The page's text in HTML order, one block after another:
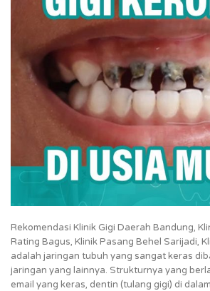
Rekomendasi Klinik Gigi Daerah Bandung,
Rating Bagus, Klinik Pasang Behel Sarijadi,
adalah jaringan tubuh yang sangat keras
jaringan yang lainnya. Strukturnya yang
email yang keras, dentin (tulang gigi) di